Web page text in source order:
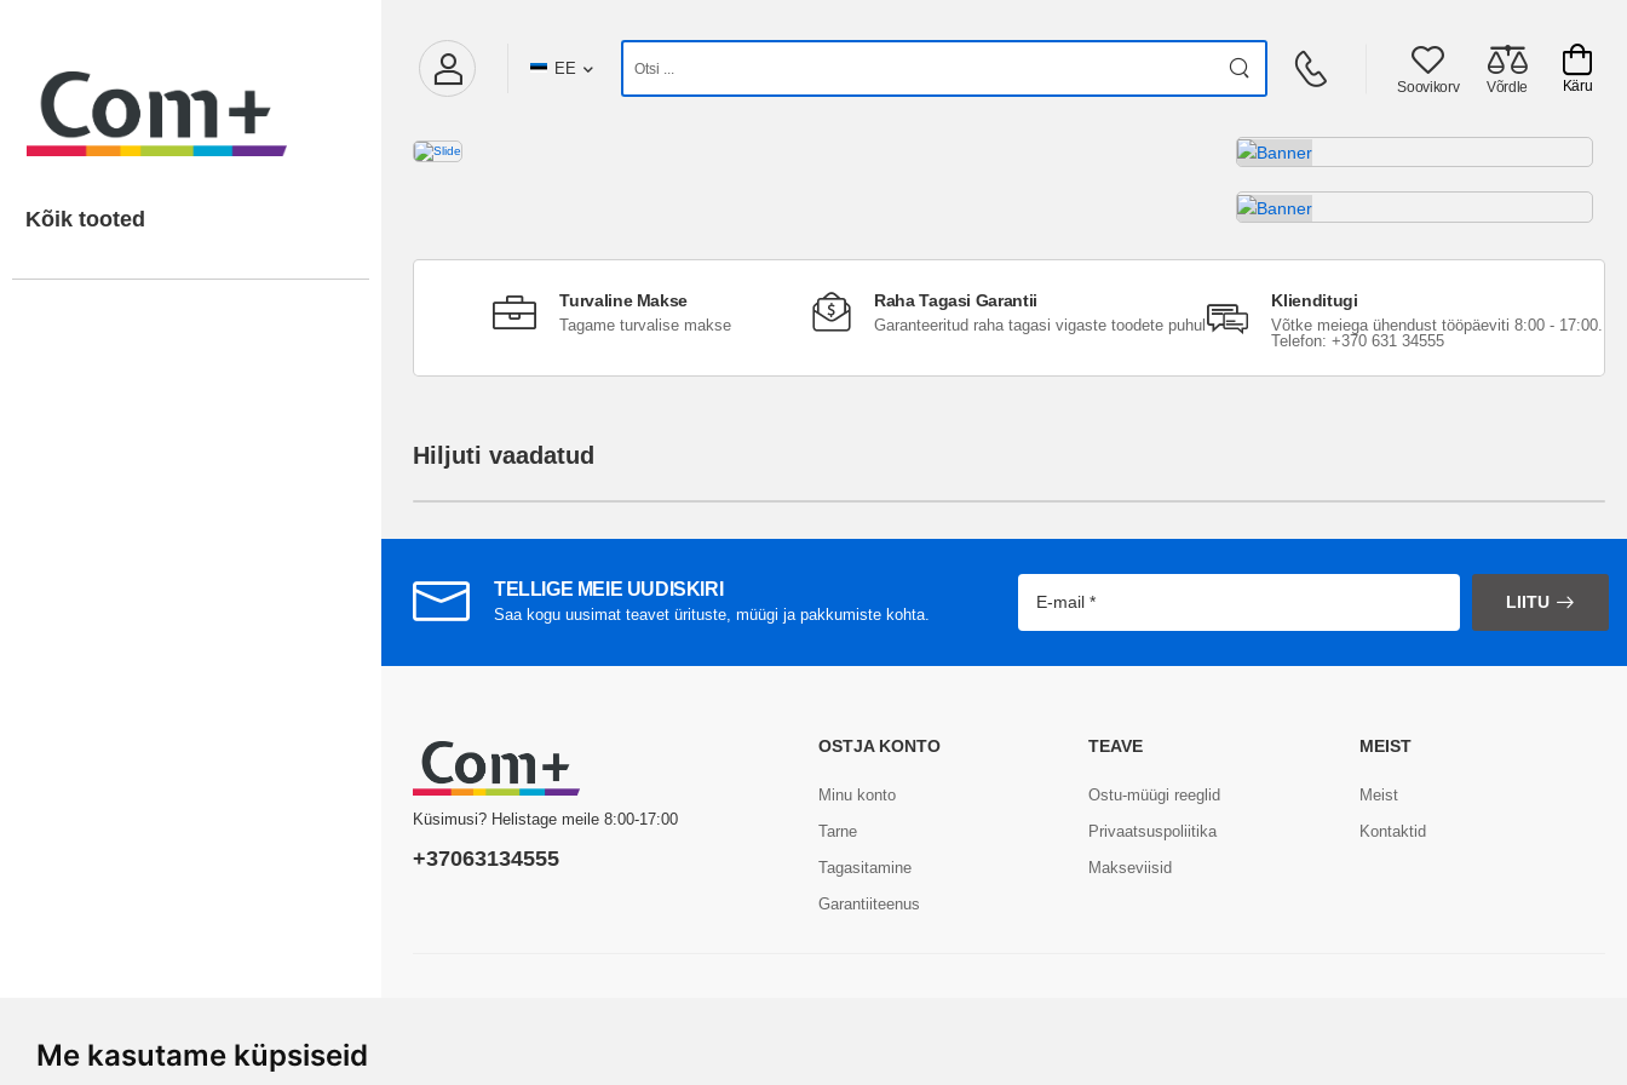
Me kasutame küpsiseid
Kõik tooted
EE
Soovikorv Võrdle Käru
Turvaline Makse
Tagame turvalise makse
Raha Tagasi Garantii
Garanteeritud raha tagasi vigaste toodete puhul
Klienditugi
Võtke meiega ühendust tööpäeviti 8:00 - 17:00.
Telefon: +370 631 34555
Hiljuti vaadatud
TELLIGE MEIE UUDISKIRI
Saa kogu uusimat teavet ürituste, müügi ja pakkumiste kohta.
LIITU
Küsimusi? Helistage meile 8:00-17:00
+37063134555
OSTJA KONTO
Minu konto
Tarne
Tagasitamine
Garantiiteenus
TEAVE
Ostu-müügi reeglid
Privaatsuspoliitika
Makseviisid
MEIST
Meist
Kontaktid